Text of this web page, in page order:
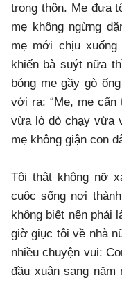
trong thôn. Mẹ đưa
mẹ không ngừng
mẹ mới chịu
khiến bà suýt nữa
bóng mẹ gầy gò
với ra: “Mẹ, mẹ cẩn
vừa lò dò chạy vừa
mẹ không giận con
Tôi thật không nỡ
cuộc sống nơi
không biết nên phải
giờ giục tôi về nhà
nhiều chuyện vui:
đầu xuân sang năm